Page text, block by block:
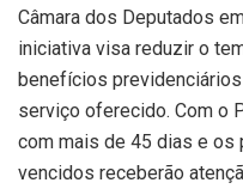
Câmara dos Deputados
iniciativa visa reduzir o
benefícios
serviço oferecido. Com o
com mais de 45 dias e
vencidos receberão